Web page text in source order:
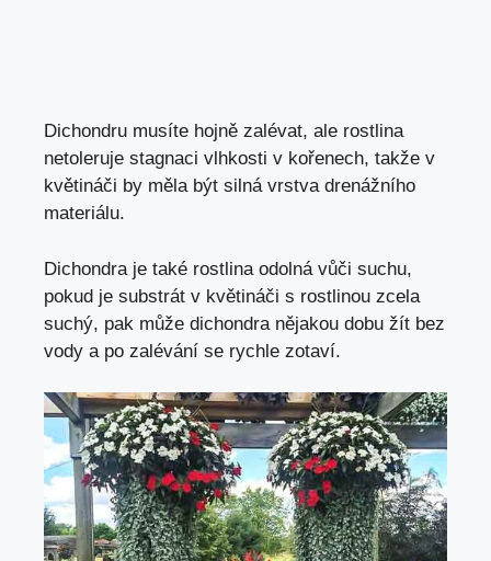
Dichondru musíte hojně zalévat, ale rostlina
netoleruje stagnaci vlhkosti v kořenech, takže v
květináči by měla být silná vrstva drenážního
materiálu.
Dichondra je také rostlina odolná vůči suchu,
pokud je substrát v květináči s rostlinou zcela
suchý, pak může dichondra nějakou dobu žít bez
vody a po zalévání se rychle zotaví.